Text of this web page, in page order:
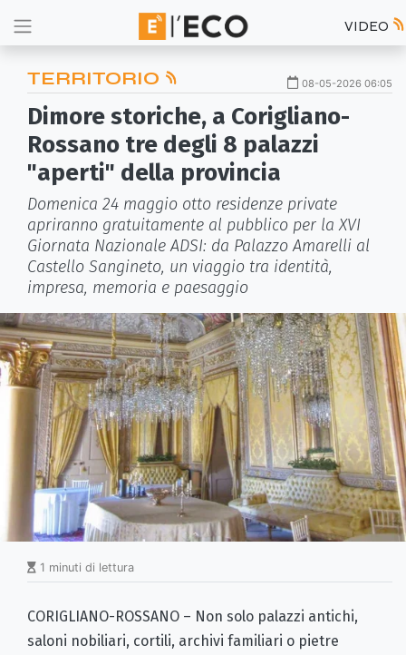
VIDEO
TERRITORIO 08-05-2026 06:05
Dimore storiche, a Corigliano-
Rossano tre degli 8 palazzi
"aperti" della provincia
Domenica 24 maggio otto residenze private
apriranno gratuitamente al pubblico per la XVI
Giornata Nazionale ADSI: da Palazzo Amarelli al
Castello Sangineto, un viaggio tra identità,
impresa, memoria e paesaggio
1 minuti di lettura
CORIGLIANO-ROSSANO – Non solo palazzi antichi,
saloni nobiliari, cortili, archivi familiari o pietre